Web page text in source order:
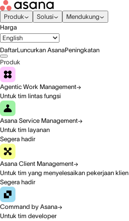
Produk Solusi
Mendukung
Harga
DaftarLuncurkan AsanaPeningkatan
Produk
Agentic Work Management
Untuk tim lintas fungsi
Asana Service Management
Untuk tim layanan
Segera hadir
Asana Client Management
Untuk tim yang menyelesaikan pekerjaan klien
Segera hadir
Command by Asana
Untuk tim developer